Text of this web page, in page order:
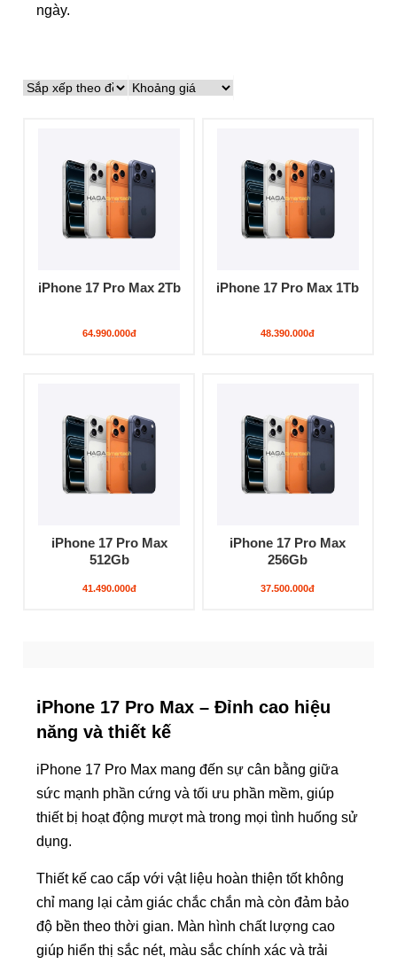
ngày.
iPhone 17 Pro Max 2Tb
64.990.000đ
iPhone 17 Pro Max 1Tb
48.390.000đ
iPhone 17 Pro Max
512Gb
41.490.000đ
iPhone 17 Pro Max
256Gb
37.500.000đ
iPhone 17 Pro Max – Đỉnh cao hiệu
năng và thiết kế
iPhone 17 Pro Max mang đến sự cân bằng giữa
sức mạnh phần cứng và tối ưu phần mềm, giúp
thiết bị hoạt động mượt mà trong mọi tình huống sử
dụng.
Thiết kế cao cấp với vật liệu hoàn thiện tốt không
chỉ mang lại cảm giác chắc chắn mà còn đảm bảo
độ bền theo thời gian. Màn hình chất lượng cao
giúp hiển thị sắc nét, màu sắc chính xác và trải